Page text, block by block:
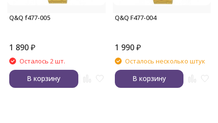
Q&Q f477-005
1 890₽
Осталось 2 шт.
В корзину
Q&Q F477-004
1 990 ₽
Осталось несколько штук
В корзину